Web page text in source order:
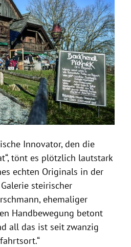
Innovator, den die
tönt es plötzlich lautstark
echten Originals in der
steirischer
, ehemaliger
Handbewegung betont
all das ist seit zwanzig